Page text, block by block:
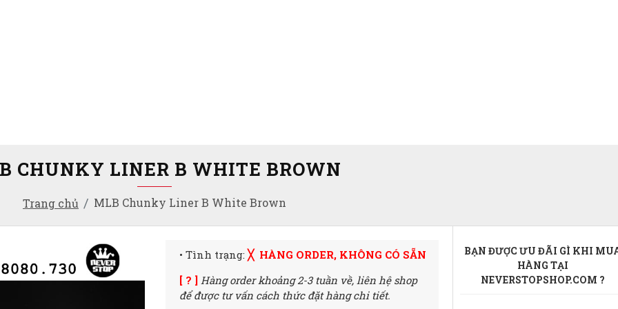
Trang chủ MLB Chunky Liner B White Brown
CHUNKY LINER B WHITE BROWN
• Tình trạng:╳ HÀNG ORDER, KHÔNG CÓ SẴN
[ ? ] Hàng order khoảng 2-3 tuần về,liên hệ shop
để được tư vấn cách thức đặt hàng chi tiết.
BẠN ĐƯỢC ƯU ĐÃI GÌ KHI
HÀNG TẠI
NEVERSTOPSHOP.COM ?